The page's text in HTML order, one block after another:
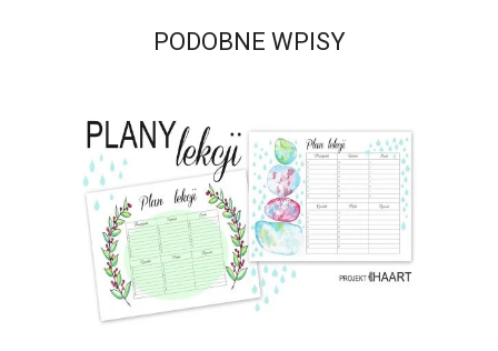
PODOBNE WPISY